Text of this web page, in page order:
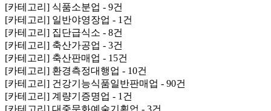
[카테고리] 식품소분업 - 9건
[카테고리] 일반야영장업 - 1건
[카테고리] 집단급식소 - 8건
[카테고리] 축산가공업 - 3건
[카테고리] 축산판매업 - 15건
[카테고리] 환경측정대행업 - 10건
[카테고리] 건강기능식품일반판매업 - 90건
[카테고리] 계량기증명업 - 1건
[카테고리] 대중문화예술기획업 - 3건